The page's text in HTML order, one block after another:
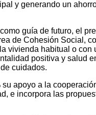
y generando un
guía de futuro, el
de Cohesión Social,
vivienda habitual o con
positiva y salud
cuidados.
apoyo a la
e incorpora las